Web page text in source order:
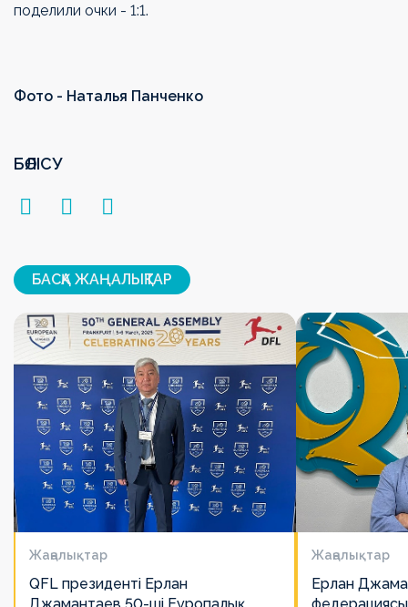
поделили очки - 1:1.
Фото - Наталья Панченко
БӨЛІСУ
БАСҚА ЖАҢАЛЫҚТАР
Жаңалықтар
QFL президенті Ерлан
Джамантаев 50-ші Еуропалық
Жаңалықтар
Ерлан